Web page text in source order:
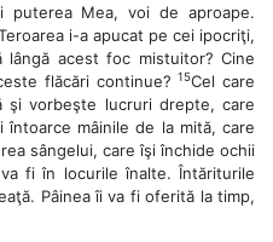
puterea Mea, voi de aproape.
i-a apucat pe cei ipocriţi,
acest foc mistuitor? Cine
flăcări continue?15Cel care
şi vorbeşte lucruri drepte, care
mâinile de la mită, care
sângelui, care îşi închide ochii
fi în locurile înalte. Întăriturile
Pâinea îi va fi oferită la timp,